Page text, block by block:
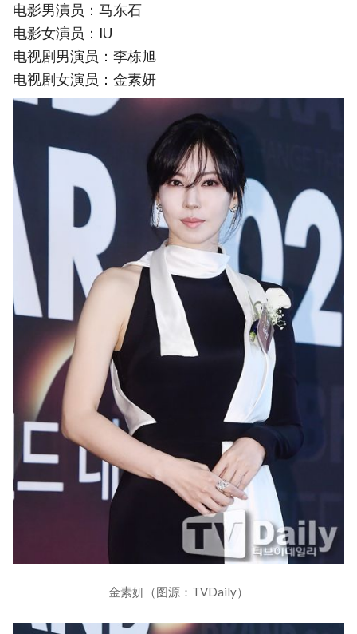
电影男演员：马东石
电影女演员：IU
电视剧男演员：李栋旭
电视剧女演员：金素妍
金素妍（图源：TVDaily）